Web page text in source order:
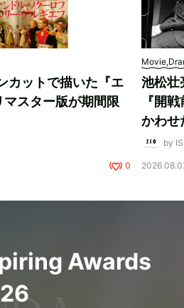
カットで描いた『エ
スター版が期間限
0
池松壮
『開
かわせ
by
Awards